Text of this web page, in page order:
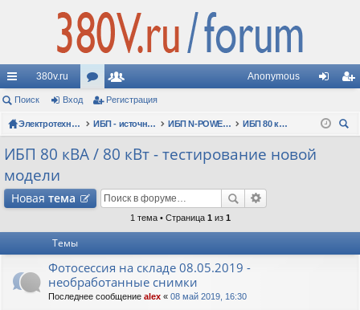
с
ы
лк
и
380v.ru
ор
ум
ол
ьз
ов
ел
Anonymous
д ис
Поиск Вход Регистрация
Электротехнические форумы ИБП - источники бесперебойного питания ИБП N-POWER: новые модели (презентации, фотосессии, обзоры)
ИБП 80 кВА / 80 кВт - тестирование новой модели
ИБП 80 кВА / 80 кВт - тестирование новой
модели
Новая тема
1 тема • Страница 1 из 1
Темы
Фотосессия на складе 08.05.2019 -
необработанные снимки
Последнее сообщение alex « 08 май 2019, 16:30